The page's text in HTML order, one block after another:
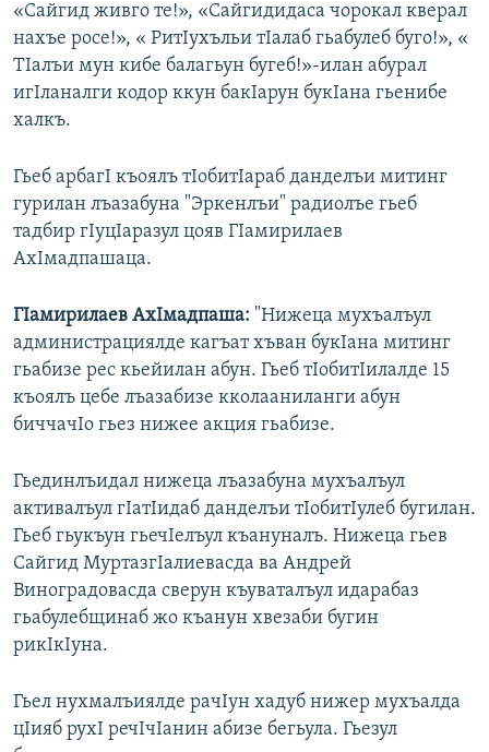
«Сайгид живго те!», «Сайгидидаса чорокал кверал
нахъе росе!», « РитIухъльи тIалаб гьабулеб буго!», «
ТIалъи мун кибе балагьун бугеб!»-илан абурал
игIланалги кодор ккун бакIарун букIана гьенибе
халкъ.
Гьеб арбагI къоялъ тIобитIараб данделъи митинг
гурилан лъазабуна "Эркенлъи" радиолъе гьеб
тадбир гIуцIаразул цояв ГIамирилаев
АхIмадпашаца.
ГIамирилаев АхIмадпаша: "Нижеца мухъалъул
администрациялде кагъат хъван букIана митинг
гьабизе рес кьейилан абун. Гьеб тIобитIилалде 15
къоялъ цебе лъазабизе кколааниланги абун
биччачIо гьез нижее акция гьабизе.
Гьединлъидал нижеца лъазабуна мухъалъул
активалъул гIатIидаб данделъи тIобитIулеб бугилан.
Гьеб гьукъун гьечIелъул къануналъ. Нижеца гьев
Сайгид МуртазгIалиевасда ва Андрей
Виноградовасда сверун къуваталъул идарабаз
гьабулебщинаб жо къанун хвезаби бугин
рикIкIуна.
Гьел нухмалъиялде рачIун хадуб нижер мухъалда
цIияб рухI речIчIанин абизе бегьула. Гьезул